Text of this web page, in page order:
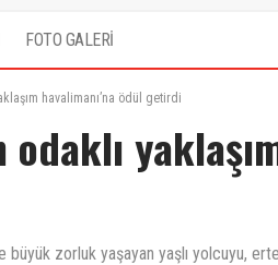
FOTO GALERİ
havalimanı’na ödül getirdi
zorluk yaşayan yaşlı yolcuyu,